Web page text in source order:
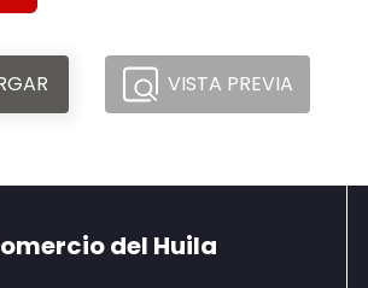
VISTA PREVIA
del Huila